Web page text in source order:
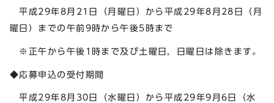
平成29年8月21日（月曜日）から平成29年8月28日（月
曜日）までの午前9時から午後5時まで
※正午から午後1時まで及び土曜日，日曜日は除きます。
◆応募申込の受付期間
平成29年8月30日（水曜日）から平成29年9月6日（水